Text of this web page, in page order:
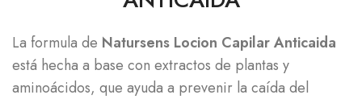
La formula de Natursens Locion Capilar Anticaida
está hecha a base con extractos de plantas y
aminoácidos, que ayuda a prevenir la caída del